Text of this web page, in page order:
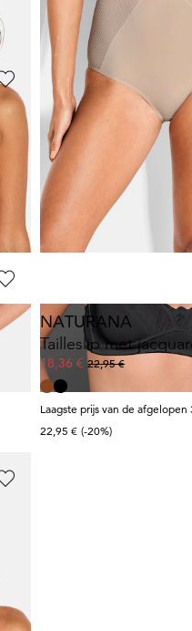
Laagste prijs van de afgelopen
44,95 €
(-20%)
NATURANA
20,97 €
NATURANA
Tailleslip met
18,36 €22,95 €
Laagste prijs van de
22,95 € (-20%)